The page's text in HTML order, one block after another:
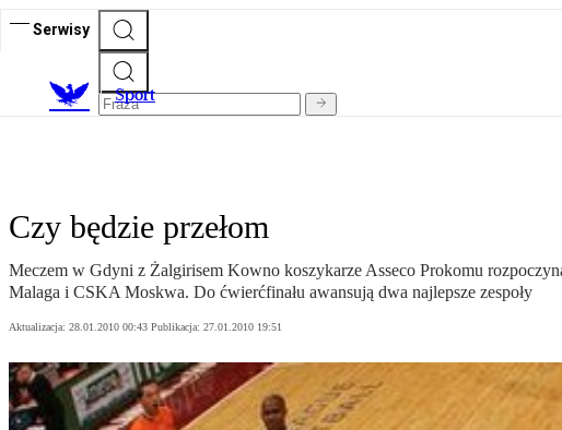
Serwisy
Sport
Czy będzie przełom
Meczem w Gdyni z Żalgirisem Kowno koszykarze Asseco Prokomu
Malaga i CSKA Moskwa. Do ćwierćfinału awansują dwa najlepsze zespoły
Aktualizacja: 28.01.2010 00:43 Publikacja: 27.01.2010 19:51